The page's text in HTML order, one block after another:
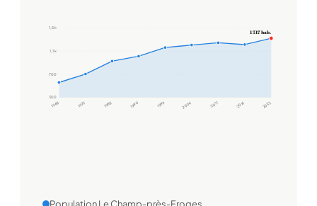
300
700
1,1 k
1,5 k
1968 1975 1982 1990 1999 2006 2011 2016 2022
1 317 hab.